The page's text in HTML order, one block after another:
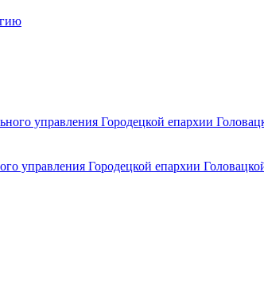
управления Городецкой епархии